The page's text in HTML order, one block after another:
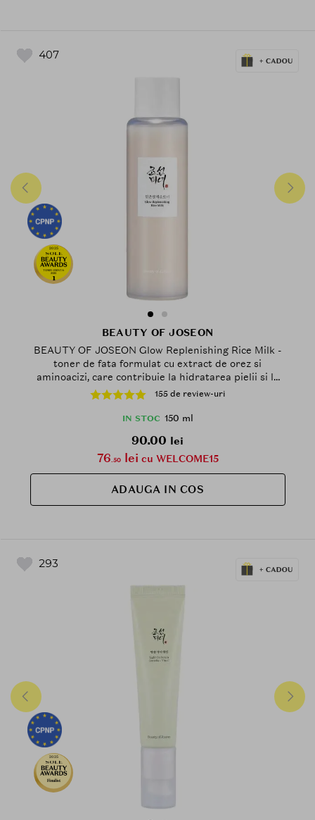
407
2025
TONER-ESENTA-
2025
1
BEAUTY OF JOSEON
BEAUTY OF JOSEON Glow Replenishing Rice Milk -
toner de fata formulat cu extract de orez si
aminoacizi, care contribuie la hidratarea pielii si la
metinerea unui finisaj fara senzatia de grasime - 150
155 de review-uri
IN STOC 150 ml
90.00 lei
76.50lei cu WELCOME15
ADAUGA IN COS
293
2025
Finalist